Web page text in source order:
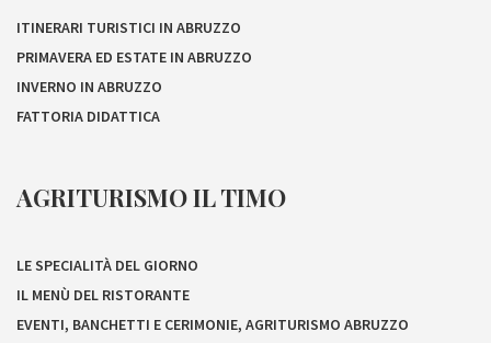
ITINERARI TURISTICI IN ABRUZZO
PRIMAVERA ED ESTATE IN ABRUZZO
INVERNO IN ABRUZZO
FATTORIA DIDATTICA
AGRITURISMO IL TIMO
LE SPECIALITÀ DEL GIORNO
IL MENÙ DEL RISTORANTE
EVENTI, BANCHETTI E CERIMONIE, AGRITURISMO ABRUZZO